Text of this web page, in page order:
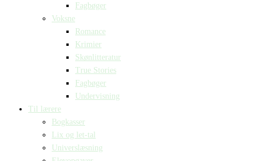
Fagbøger
Voksne
Romance
Krimier
Skønlitteratur
True Stories
Fagbøger
Undervisning
Til lærere
Bogkasser
Lix og let-tal
Universlæsning